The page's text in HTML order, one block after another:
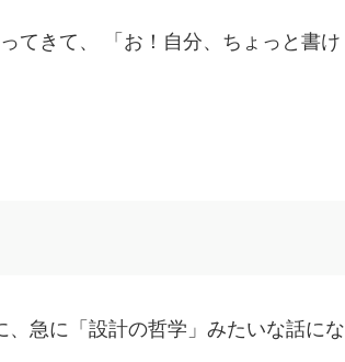
てきて、 「お！自分、ちょっと書け
急に「設計の哲学」みたいな話にな